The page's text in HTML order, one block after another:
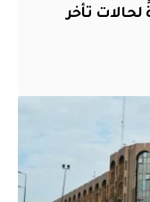
لحالات تأخر